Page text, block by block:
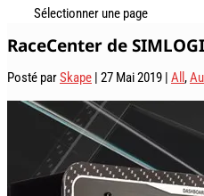
Sélectionner une page
RaceCenter de
Posté parSkape | 27 Mai 2019 | All ,